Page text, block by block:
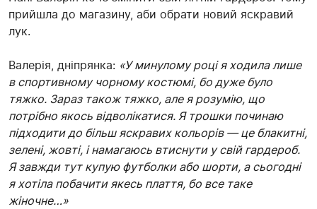
прийшла до магазину, аби обрати новий яскравий
лук.
Валерія, дніпрянка: «У минулому році я ходила лише
в спортивному чорному костюмі, бо дуже було
тяжко. Зараз також тяжко, але я розумію, що
потрібно якось відволікатися. Я трошки починаю
підходити до більш яскравих кольорів — це блакитні,
зелені, жовті, і намагаюсь втиснути у свій гардероб.
Я завжди тут купую футболки або шорти, а сьогодні
я хотіла побачити якесь плаття, бо все таке
жіночне…»